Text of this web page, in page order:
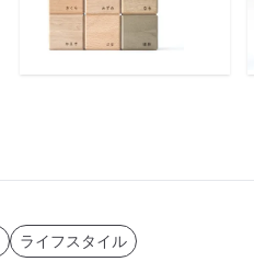
ライフスタイル